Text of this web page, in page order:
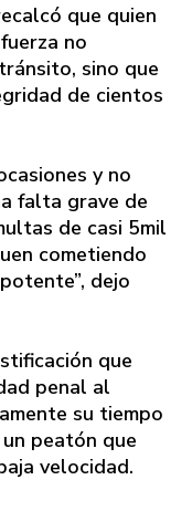
que quien
no
sino que
de cientos
y no
falta grave de
de casi 5mil
cometiendo
dejo
que
penal al
su tiempo
peatón que
velocidad.